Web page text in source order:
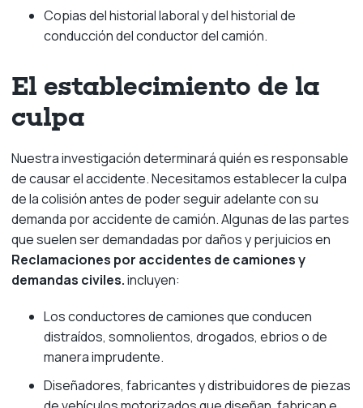
Copias del historial laboral y del historial de
conducción del conductor del camión.
El establecimiento de la
culpa
Nuestra investigación determinará quién es responsable
de causar el accidente. Necesitamos establecer la culpa
de la colisión antes de poder seguir adelante con su
demanda por accidente de camión. Algunas de las partes
que suelen ser demandadas por daños y perjuicios en
Reclamaciones por accidentes de camiones y
demandas civiles.incluyen:
Los conductores de camiones que conducen
distraídos, somnolientos, drogados, ebrios o de
manera imprudente.
Diseñadores, fabricantes y distribuidores de piezas